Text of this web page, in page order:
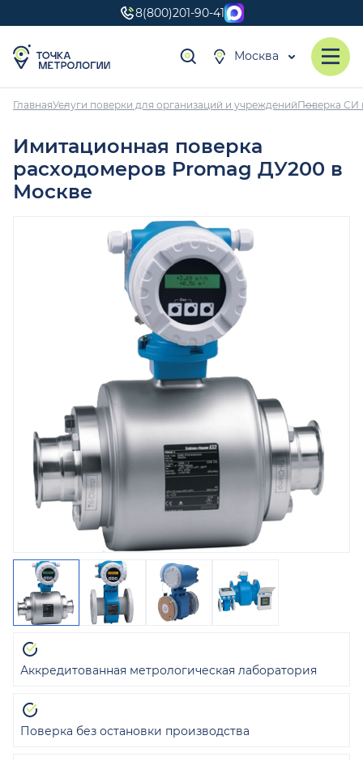
8(800)201-90-41
Москва
ГлавнаяУслуги поверки для организаций и учрежденийПоверка СИ
Имитационная поверка
расходомеров Promag ДУ200 в
Москве
Аккредитованная метрологическая лаборатория
Поверка без остановки производства